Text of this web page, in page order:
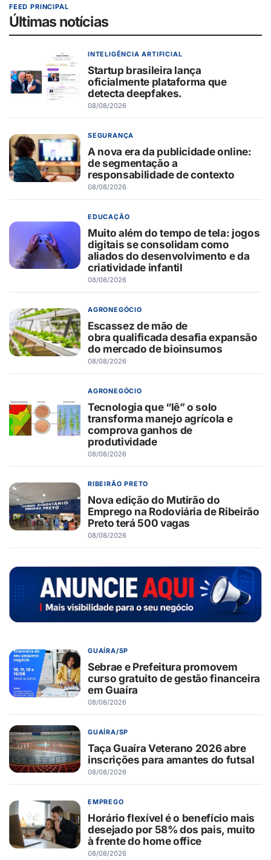
FEED PRINCIPAL
Últimas notícias
INTELIGÊNCIA ARTIFICIAL
Startup brasileira lança
oficialmente plataforma que
detecta deepfakes.
08/08/2026
SEGURANÇA
A nova era da publicidade online:
de segmentação a
responsabilidade de contexto
08/08/2026
EDUCAÇÃO
Muito além do tempo de tela: jogos
digitais se consolidam como
aliados do desenvolvimento e da
criatividade infantil
08/08/2026
AGRONEGÓCIO
Escassez de mão de
obra qualificada desafia expansão
do mercado de bioinsumos
08/08/2026
AGRONEGÓCIO
Tecnologia que “lê” o solo
transforma manejo agrícola e
comprova ganhos de
produtividade
08/08/2026
RIBEIRÃO PRETO
Nova edição do Mutirão do
Emprego na Rodoviária de Ribeirão
Preto terá 500 vagas
08/08/2026
GUAÍRA/SP
Sebrae e Prefeitura promovem
curso gratuito de gestão financeira
em Guaíra
08/08/2026
GUAÍRA/SP
Taça Guaíra Veterano 2026 abre
inscrições para amantes do futsal
08/08/2026
EMPREGO
Horário flexível é o benefício mais
desejado por 58% dos pais, muito
à frente do home office
08/08/2026